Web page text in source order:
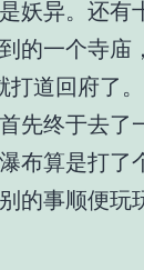
妖异。还有
的一个寺庙
道回府了。
先终于去了
布算是打了
的事顺便玩